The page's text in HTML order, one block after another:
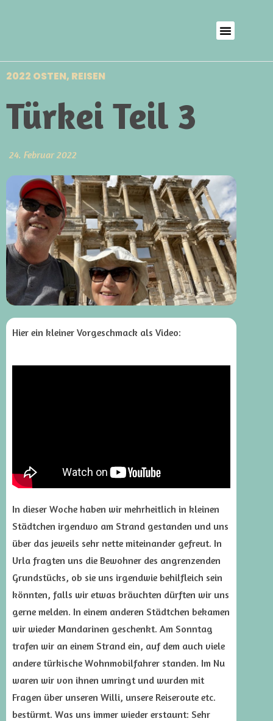
2022 OSTEN, REISEN
Türkei Teil 3
24. Februar 2022
Hier ein kleiner Vorgeschmack als Video:
In dieser Woche haben wir mehrheitlich in kleinen
Städtchen irgendwo am Strand gestanden und uns
über das jeweils sehr nette miteinander gefreut. In
Urla fragten uns die Bewohner des angrenzenden
Grundstücks, ob sie uns irgendwie behilfleich sein
könnten, falls wir etwas bräuchten dürften wir uns
gerne melden. In einem anderen Städtchen bekamen
wir wieder Mandarinen geschenkt. Am Sonntag
trafen wir an einem Strand ein, auf dem auch viele
andere türkische Wohnmobilfahrer standen. Im Nu
waren wir von ihnen umringt und wurden mit
Fragen über unseren Willi, unsere Reiseroute etc.
bestürmt. Was uns immer wieder erstaunt: Sehr